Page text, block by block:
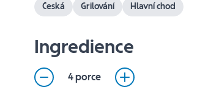
Česká Grilování Hlavní chod
Ingredience
4 porce